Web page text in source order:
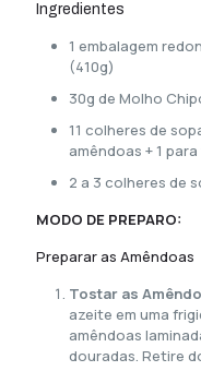
Ingredientes
1 embalagem
(410g)
30g de Molho
11 colheres de
amêndoas + 1
2 a 3 colheres de
MODO DE PREPARO:
Preparar as Amêndoas
Tostar as
azeite em uma
amêndoas
douradas. Retire